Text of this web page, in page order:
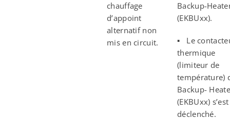
chauffage
d’appoint
alternatif non
mis en circuit.
Backup-
(EKBUxx).
▪ Le
thermique
(limiteur de
température)
Backup-
(EKBUxx) s’est
déclenché.